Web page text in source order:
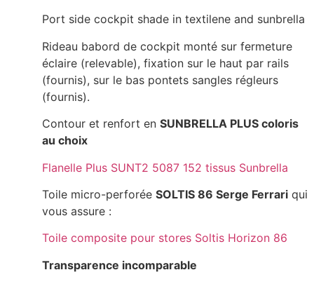
Port side cockpit shade in textilene and sunbrella
Rideau babord de cockpit monté sur fermeture
éclaire (relevable), fixation sur le haut par rails
(fournis), sur le bas pontets sangles régleurs
(fournis).
Contour et renfort en SUNBRELLA PLUS coloris
au choix
Flanelle Plus SUNT2 5087 152 tissus Sunbrella
Toile micro-perforée SOLTIS 86 Serge Ferrari qui
vous assure :
Toile composite pour stores Soltis Horizon 86
Transparence incomparable